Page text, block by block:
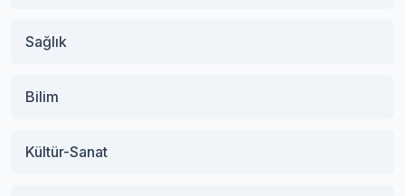
Sağlık
Bilim
Kültür-Sanat